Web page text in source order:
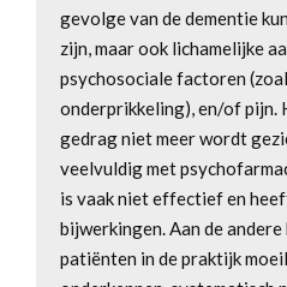
gevolge van de dementie
zijn, maar ook lichamelijke
psychosociale factoren
onderprikkeling), en/of pijn.
gedrag niet meer wordt
veelvuldig met
is vaak niet effectief en
bijwerkingen. Aan de
patiënten in de praktijk